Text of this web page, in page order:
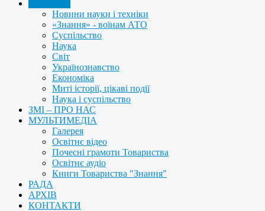
Новини науки і техніки
«Знання» - воїнам АТО
Суспільство
Наука
Світ
Українознавство
Економіка
Миті історії, цікаві події
Наука і суспільство
ЗМІ – ПРО НАС
МУЛЬТИМЕДІА
Галерея
Освітнє відео
Почесні грамоти Товариства
Освітнє аудіо
Книги Товариства "Знання"
РАДА
АРХІВ
КОНТАКТИ